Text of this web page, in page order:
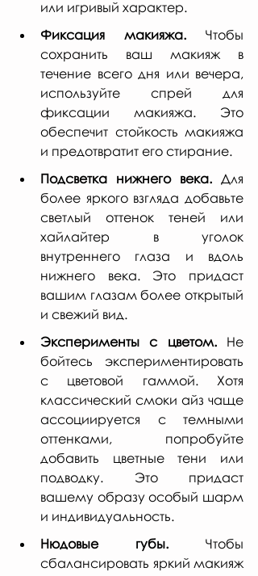
или игривый характер.
Фиксация макияжа. Чтобы
сохранить ваш макияж в
течение всего дня или вечера,
используйте спрей для
фиксации макияжа. Это
обеспечит стойкость макияжа
и предотвратит его стирание.
Подсветка нижнего века. Для
более яркого взгляда добавьте
светлый оттенок теней или
хайлайтер в уголок
внутреннего глаза и вдоль
нижнего века. Это придаст
вашим глазам более открытый
и свежий вид.
Эксперименты с цветом. Не
бойтесь экспериментировать
с цветовой гаммой. Хотя
классический смоки айз чаще
ассоциируется с темными
оттенками, попробуйте
добавить цветные тени или
подводку. Это придаст
вашему образу особый шарм
и индивидуальность.
Нюдовые губы. Чтобы
сбалансировать яркий макияж